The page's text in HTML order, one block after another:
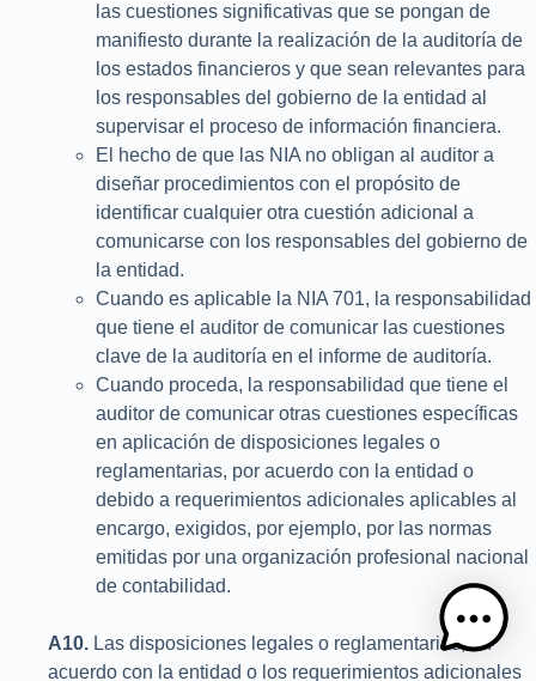
las cuestiones significativas que se pongan de
manifiesto durante la realización de la auditoría de
los estados financieros y que sean relevantes para
los responsables del gobierno de la entidad al
supervisar el proceso de información financiera.
El hecho de que las NIA no obligan al auditor a
diseñar procedimientos con el propósito de
identificar cualquier otra cuestión adicional a
comunicarse con los responsables del gobierno de
la entidad.
Cuando es aplicable la NIA 701, la responsabilidad
que tiene el auditor de comunicar las cuestiones
clave de la auditoría en el informe de auditoría.
Cuando proceda, la responsabilidad que tiene el
auditor de comunicar otras cuestiones específicas
en aplicación de disposiciones legales o
reglamentarias, por acuerdo con la entidad o
debido a requerimientos adicionales aplicables al
encargo, exigidos, por ejemplo, por las normas
emitidas por una organización profesional nacional
de contabilidad.
A10. Las disposiciones legales o reglamentarias, un
acuerdo con la entidad o los requerimientos adicionales